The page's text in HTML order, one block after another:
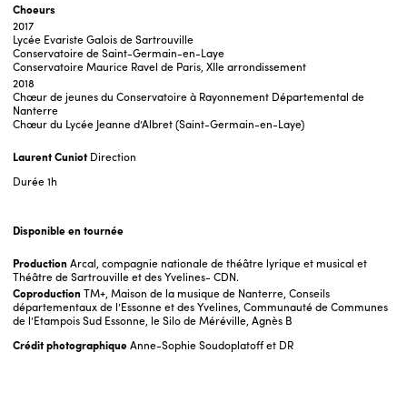
Choeurs
2017
Lycée Evariste Galois de Sartrouville
Conservatoire de Saint-Germain-en-Laye
Conservatoire Maurice Ravel de Paris, XIIe arrondissement
2018
Chœur de jeunes du Conservatoire à Rayonnement Départemental de
Nanterre
Chœur du Lycée Jeanne d’Albret (Saint-Germain-en-Laye)
Laurent CuniotDirection
Durée1h
Disponible en tournée
Production Arcal, compagnie nationale de théâtre lyrique et musical et
Théâtre de Sartrouville et des Yvelines- CDN.
Coproduction TM+, Maison de la musique de Nanterre, Conseils
départementaux de l’Essonne et des Yvelines, Communauté de Communes
de l’Etampois Sud Essonne, le Silo de Méréville, Agnès B
Crédit photographiqueAnne-Sophie Soudoplatoff et DR